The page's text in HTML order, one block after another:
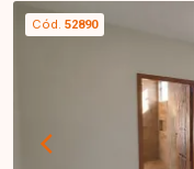
garagem. O
bem distribuídos
sendo ideal para
praticidade em
Uma excelente
apartamento
Cód. 52890